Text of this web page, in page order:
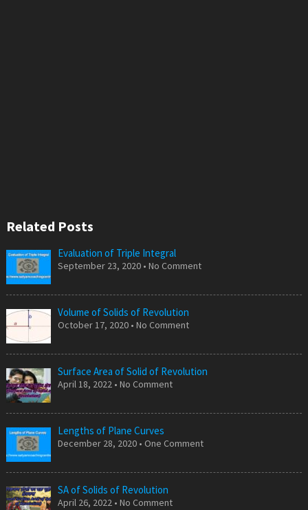
Related Posts
Evaluation of Triple Integral
September 23, 2020 • No Comment
Volume of Solids of Revolution
October 17, 2020 • No Comment
Surface Area of Solid of Revolution
April 18, 2022 • No Comment
Lengths of Plane Curves
December 28, 2020 • One Comment
SA of Solids of Revolution
April 26, 2022 • No Comment